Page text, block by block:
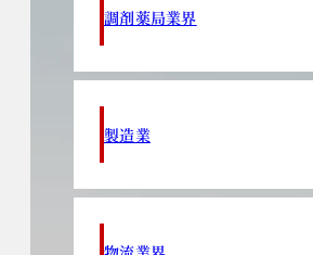
調剤薬局業界
製造業